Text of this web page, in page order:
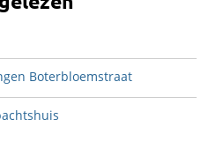
Boterbloemstraat